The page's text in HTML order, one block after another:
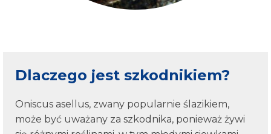
Dlaczego jest szkodnikiem?
Oniscus asellus, zwany popularnie ślazikiem,
może być uważany za szkodnika, ponieważ żywi